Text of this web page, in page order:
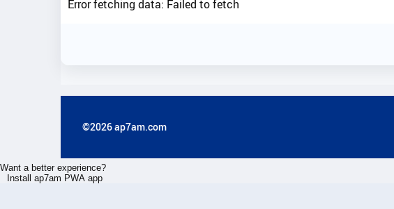
Error fetching data: Failed to fetch
©2026 ap7am.com
Want a better experience?
Install ap7am PWA app